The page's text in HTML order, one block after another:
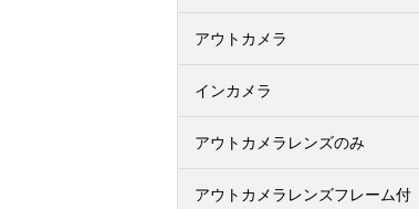
アウトカメラ
インカメラ
アウトカメラレンズのみ
アウトカメラレンズフレーム付